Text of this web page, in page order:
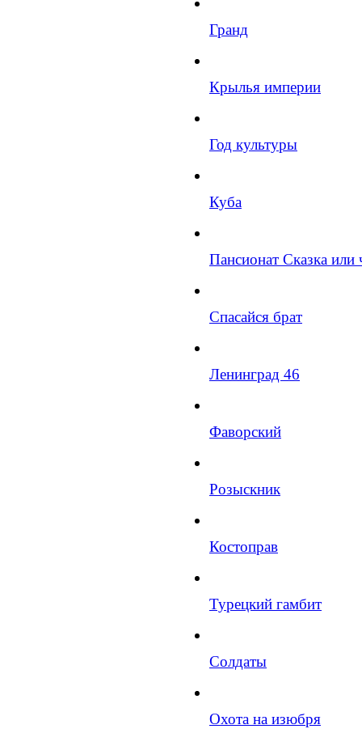
Гранд
Крылья империи
Год культуры
Куба
Пансионат Сказка или
Спасайся брат
Ленинград 46
Фаворский
Розыскник
Костоправ
Турецкий гамбит
Солдаты
Охота на изюбря